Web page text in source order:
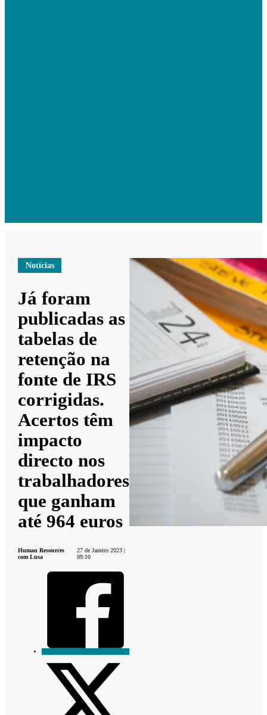
Notícias
Já foram
publicadas as
tabelas de
retenção na
fonte de IRS
corrigidas.
Acertos têm
impacto
directo nos
trabalhadores
que ganham
até 964 euros
Human Resources
com Lusa
27 de Janeiro 2023 |
09:10